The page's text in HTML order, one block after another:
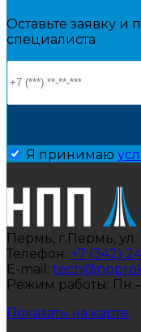
Оставьте заявку и
специалиста
Я принимаю
Пермь, г.Пермь, ул.
Телефон: +7 (342)
E-mail:
Режим работы: Пн.-
Показать на карте